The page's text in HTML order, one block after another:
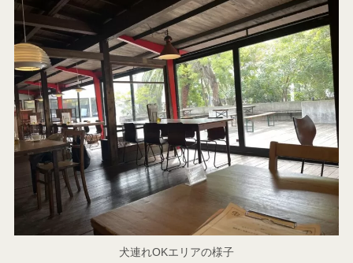
犬連れOKエリアの様子